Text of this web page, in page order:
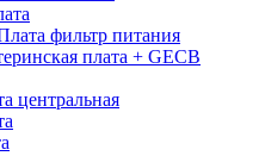
фильтр питания
плата + GECB
центральная